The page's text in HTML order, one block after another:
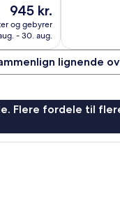
Prisen
er
945 kr.
945 kr.
og gebyrer
- 30. aug.
lignende
Flere fordele til